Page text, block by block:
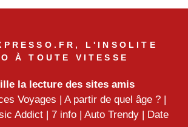
L'INSOLITE
À TOUTE VITESSE
la lecture des sites amis
Voyages | A partir de quel âge ? |
Addict | 7 info | Auto Trendy | Date